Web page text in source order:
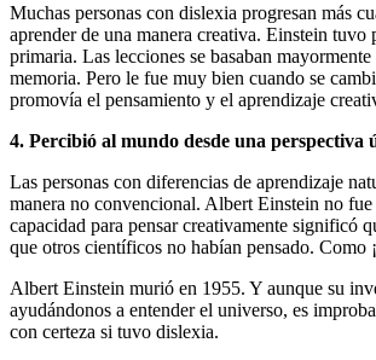
Muchas personas con dislexia progresan más
aprender de una manera creativa. Einstein tuvo
primaria. Las lecciones se basaban mayormente
memoria. Pero le fue muy bien cuando se
promovía el pensamiento y el aprendizaje
4. Percibió al mundo desde una perspectiva
Las personas con diferencias de aprendizaje
manera no convencional. Albert Einstein no
capacidad para pensar creativamente significó
que otros científicos no habían pensado. Como ¡
Albert Einstein murió en 1955. Y aunque su
ayudándonos a entender el universo, es
con certeza si tuvo dislexia.